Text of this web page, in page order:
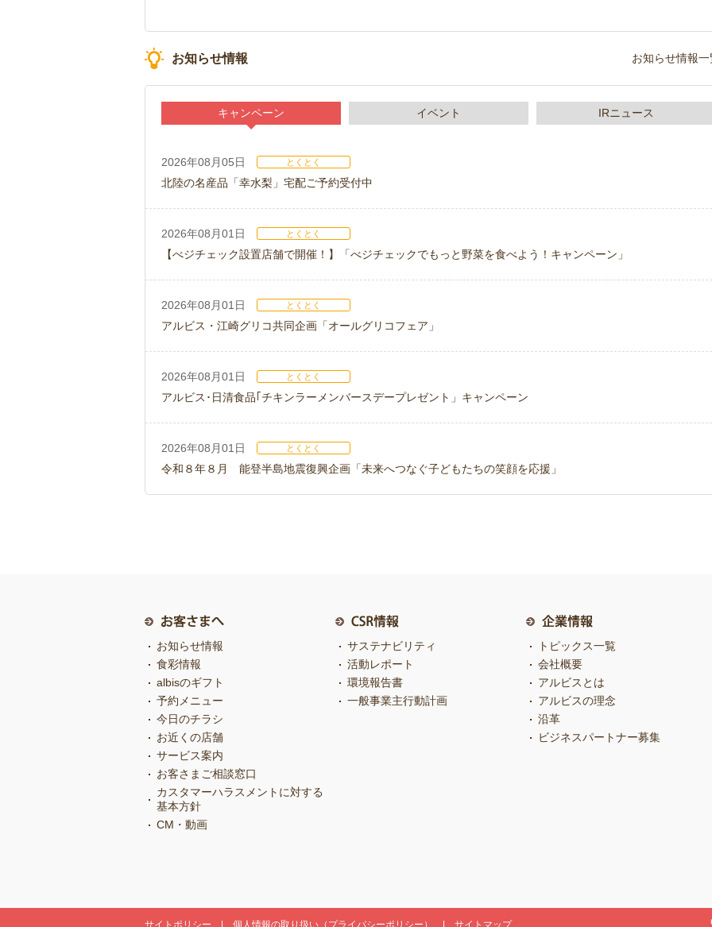
お知らせ情報
キャンペーン イベント IRニュース
2026年08月05日 とくとく
北陸の名産品「幸水梨」宅配ご予約受付中
2026年08月01日 とくとく
【べジチェック設置店舗で開催！】「べジチェックでもっと野菜を食べよう！キャンペーン」
2026年08月01日 とくとく
アルビス・江崎グリコ共同企画「オールグリコフェア」
2026年08月01日 とくとく
アルビス･日清食品｢チキンラーメンバースデープレゼント」キャンペーン
2026年08月01日 とくとく
令和８年８月 能登半島地震復興企画「未来へつなぐ子どもたちの笑顔を応援」
お知らせ情報一
お知らせ情報
食彩情報
albisのギフト
予約メニュー
今日のチラシ
お近くの店舗
サービス案内
お客さまご相談窓口
カスタマーハラスメントに対する
基本方針
CM・動画
サステナビリティ
活動レポート
環境報告書
一般事業主行動計画
トピックス一覧
会社概要
アルビスとは
アルビスの理念
沿革
ビジネスパートナー募集
サイトポリシー 個人情報の取り扱い（プライバシーポリシー） サイトマップ